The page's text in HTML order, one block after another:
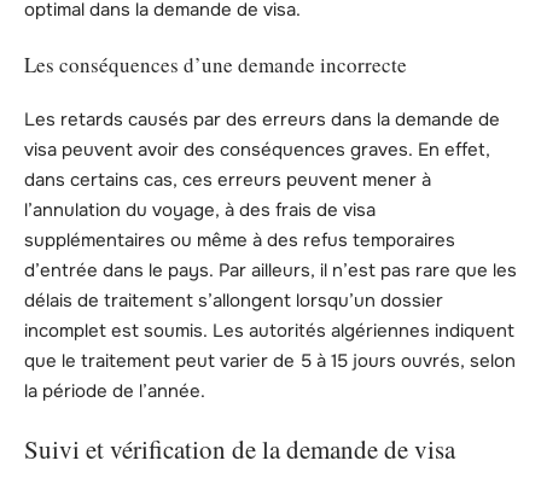
optimal dans la demande de visa.
Les conséquences d’une demande incorrecte
Les retards causés par des erreurs dans la demande de
visa peuvent avoir des conséquences graves. En effet,
dans certains cas, ces erreurs peuvent mener à
l’annulation du voyage, à des frais de visa
supplémentaires ou même à des refus temporaires
d’entrée dans le pays. Par ailleurs, il n’est pas rare que les
délais de traitement s’allongent lorsqu’un dossier
incomplet est soumis. Les autorités algériennes indiquent
que le traitement peut varier de 5 à 15 jours ouvrés, selon
la période de l’année.
Suivi et vérification de la demande de visa